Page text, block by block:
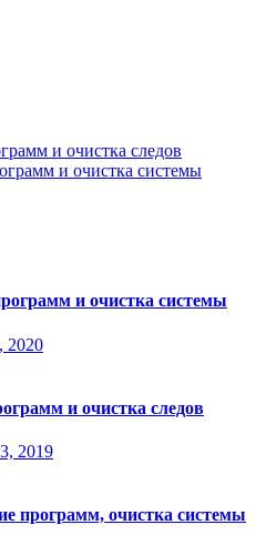
и очистка следов
и очистка системы
и очистка системы
2020
и очистка следов
2019
программ, очистка системы